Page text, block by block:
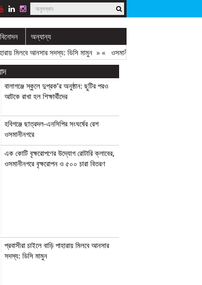
বিনোদন অন্যান্য
মিলবে আনসার সদস্য: ডিসি মামুন » «ওসমানীনগরে মেয়াদোত্তীর্ণ ও অনিবন্ধিত
বালাগঞ্জে স্কুলে দুপ্রক’র অনুষ্ঠান: ছুটির পরও
আটকে রাখা হল শিক্ষার্থীদের
হবিগঞ্জে ছাত্রদল-এনসিপির সংঘর্ষের রেশ
ওসমানীনগরে
এক কোটি বৃক্ষরোপণের উদ্যোগ রোটারি ক্লাবের,
ওসমানীনগরে বৃক্ষরোপন ও ৫০০ চারা বিতরণ
প্রবাসীরা চাইলে বাড়ি পাহারায় মিলবে আনসার
সদস্য: ডিসি মামুন